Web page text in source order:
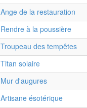
Ange de la restauration
Rendre à la poussière
Troupeau des tempêtes
Titan solaire
Mur d'augures
Artisane ésotérique